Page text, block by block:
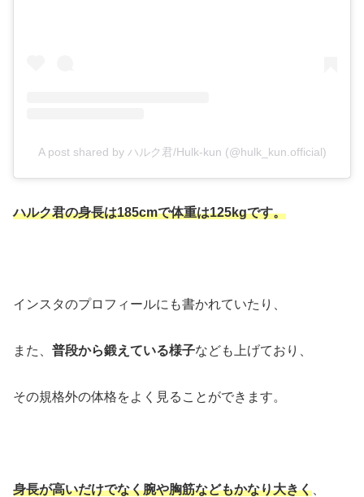
A post shared by ハルク君/Hulk-kun (@hulk_kun.official)
ハルク君の身長は185cmで体重は125kgです。
インスタのプロフィールにも書かれていたり、
また、 普段から鍛えている様子なども上げており、
その規格外の体格をよく見ることができます。
身長が高いだけでなく腕や胸筋などもかなり大きく